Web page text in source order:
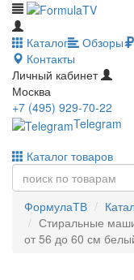
Каталог Обзоры
Контакты
Личный кабинет
Москва
+7 (495) 929-70-22
Telegram
Каталог товаров
ФормулаТВ
Стиральные
от 56 до 60 см